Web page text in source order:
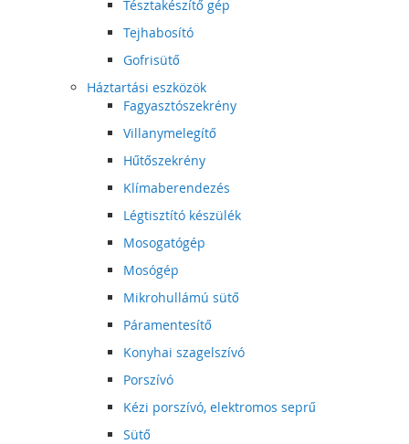
Tésztakészítő gép
Tejhabosító
Gofrisütő
Háztartási eszközök
Fagyasztószekrény
Villanymelegítő
Hűtőszekrény
Klímaberendezés
Légtisztító készülék
Mosogatógép
Mosógép
Mikrohullámú sütő
Páramentesítő
Konyhai szagelszívó
Porszívó
Kézi porszívó, elektromos seprű
Sütő